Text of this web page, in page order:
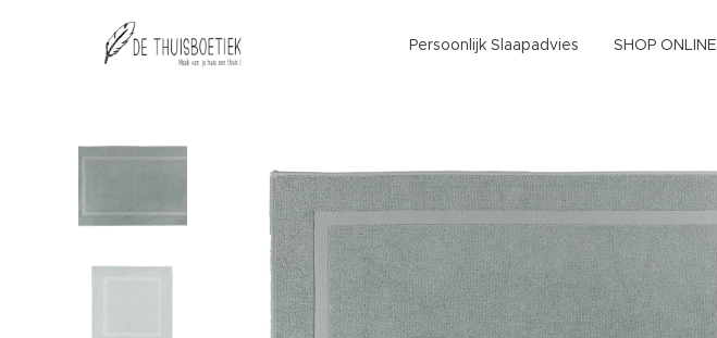
Persoonlijk Slaapadvies SHOP ONLINE